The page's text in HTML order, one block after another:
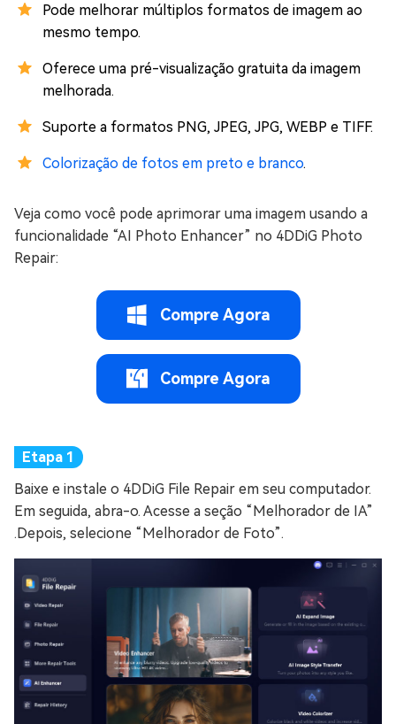
Pode melhorar múltiplos formatos de imagem ao
mesmo tempo.
Oferece uma pré-visualização gratuita da imagem
melhorada.
Suporte a formatos PNG, JPEG, JPG, WEBP e TIFF.
Colorização de fotos em preto e branco.
Veja como você pode aprimorar uma imagem usando a
funcionalidade “AI Photo Enhancer” no 4DDiG Photo
Repair:
Compre Agora
Compre Agora
Baixe e instale o 4DDiG File Repair em seu computador.
Em seguida, abra-o. Acesse a seção “Melhorador de IA”
.Depois, selecione “Melhorador de Foto”.